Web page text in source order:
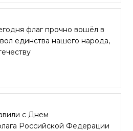
флаг прочно вошёл в
единства нашего народа,
с Днем
Российской Федерации